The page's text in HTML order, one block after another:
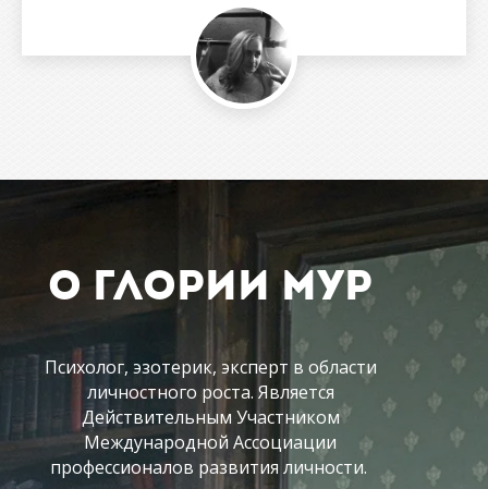
О Глории Мур
Психолог, эзотерик, эксперт в области
личностного роста. Является
Действительным Участником
Международной Ассоциации
профессионалов развития личности.